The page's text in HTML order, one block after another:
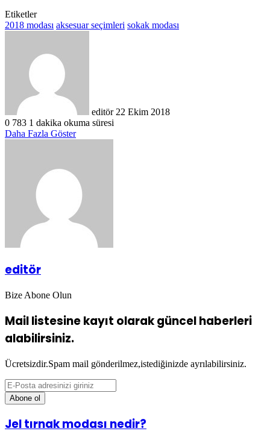
Etiketler
2018 modası aksesuar seçimleri sokak modası
editör 22 Ekim 2018
0 783 1 dakika okuma süresi
Daha Fazla Göster
editör
Bize Abone Olun
Mail listesine kayıt olarak güncel haberleri
alabilirsiniz.
Ücretsizdir.Spam mail gönderilmez,istediğinizde ayrılabilirsiniz.
E-
Posta
adresinizi
Jel
tırnak
Jel tırnak modası nedir?